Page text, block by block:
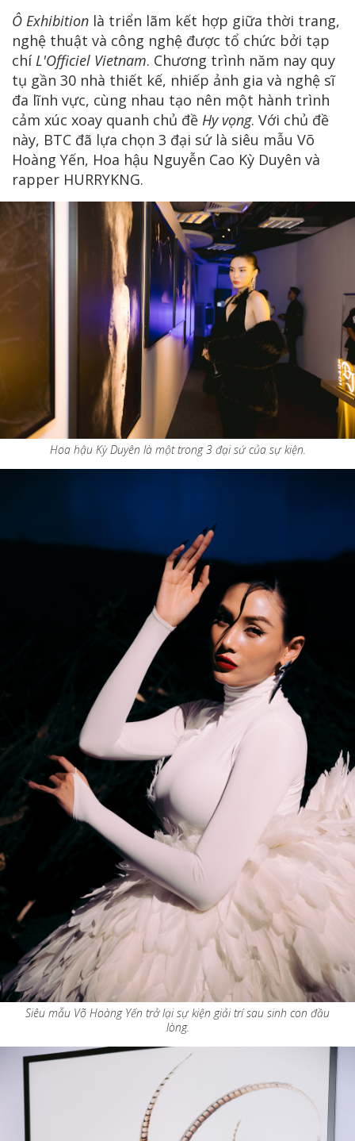
Ô Exhibition là triển lãm kết hợp giữa thời trang,
nghệ thuật và công nghệ được tổ chức bởi tạp
chíL'Officiel Vietnam. Chương trình năm nay quy
tụ gần 30 nhà thiết kế, nhiếp ảnh gia và nghệ sĩ
đa lĩnh vực, cùng nhau tạo nên một hành trình
cảm xúc xoay quanh chủ đề Hy vọng. Với chủ đề
này, BTC đã lựa chọn 3 đại sứ là siêu mẫu Võ
Hoàng Yến, Hoa hậu Nguyễn Cao Kỳ Duyên và
rapper HURRYKNG.
Hoa hậu Kỳ Duyên là một trong 3 đại sứ của sự kiện.
Siêu mẫu Võ Hoàng Yến trở lại sự kiện giải trí sau sinh con đầu
lòng.